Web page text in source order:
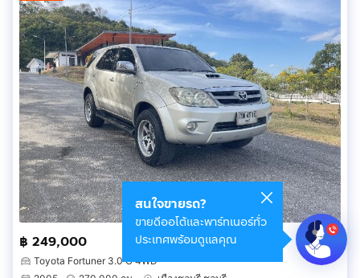
฿ 249,000
Toyota Fortuner 3.0 G 4WD
สนใจขายรถ?
ขายดีออโต้และพาร์ทเนอร์ทั่ว
ประเทศพร้อมดูแลคุณ